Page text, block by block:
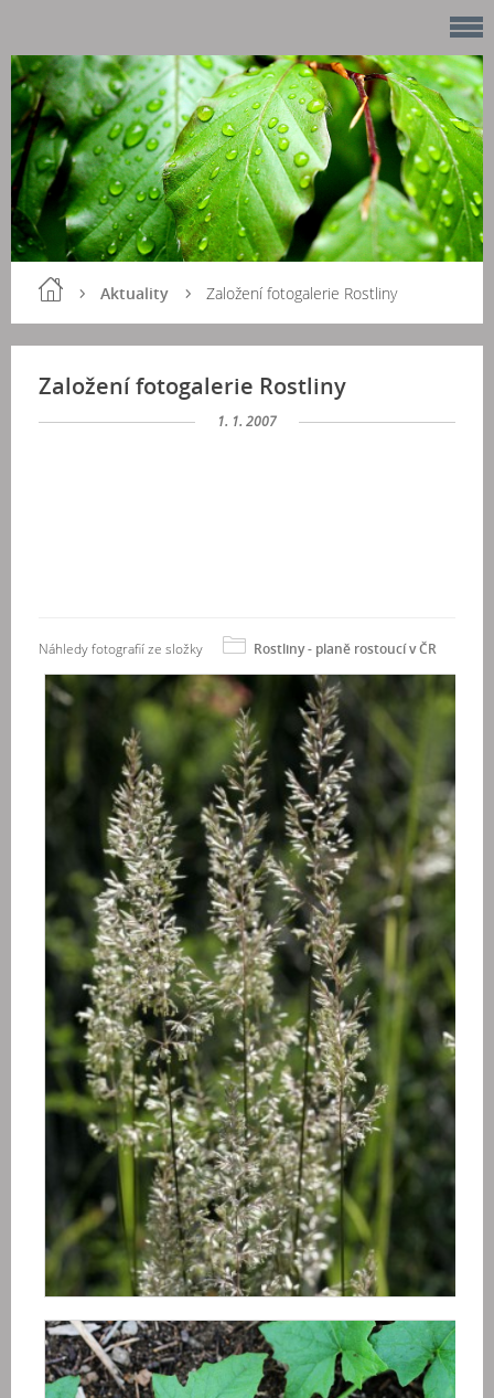
Aktuality Založení fotogalerie Rostliny
Založení fotogalerie Rostliny
1. 1. 2007
Náhledy fotografií ze složky Rostliny - planě rostoucí v ČR